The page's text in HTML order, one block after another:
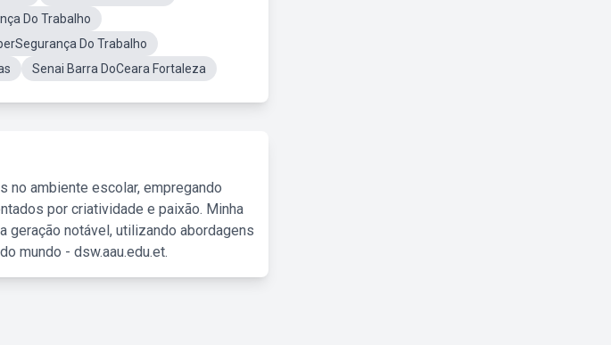
Do Trabalho
Do Trabalho
Senai Barra DoCeara Fortaleza
no ambiente escolar, empregando
por criatividade e paixão. Minha
geração notável, utilizando abordagens
mundo - dsw.aau.edu.et.